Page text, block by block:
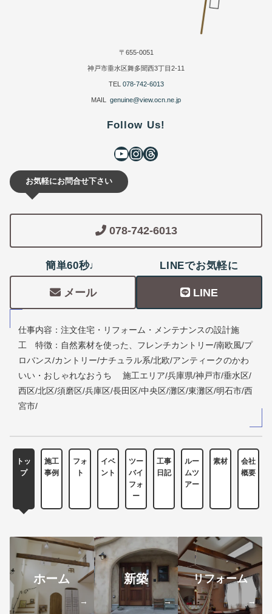
〒655-0051
神戸市垂水区舞多聞西3丁目2-11
TEL 078-742-6013
MAIL genuine@view.ocn.ne.jp
Follow Us!
お気軽にお問合せ下さい
078-742-6013
簡単60秒♩
メール
LINEでお気軽に
LINE
仕事内容：注文住宅・リフォーム・メンテナンスの設計施
工 特徴：自然素材を使った、フレンチカントリー/南欧風/プ
ロバンス/カントリー/ナチュラル系/北欧/アンティークのかわ
いい・おしゃれなおうち 施工エリア/兵庫県/神戸市/垂水区/
西区/北区/須磨区/兵庫区/長田区/中央区/灘区/東灘区/明石市/西
宮市/
トッ
プ
施工
事例
フォ
ト
イベ
ント
ツー
バイ
フォ
ー
工事
日記
ルー
ムツ
アー
素材
会社
概要
ホーム
→
新築
→
リフォーム
→